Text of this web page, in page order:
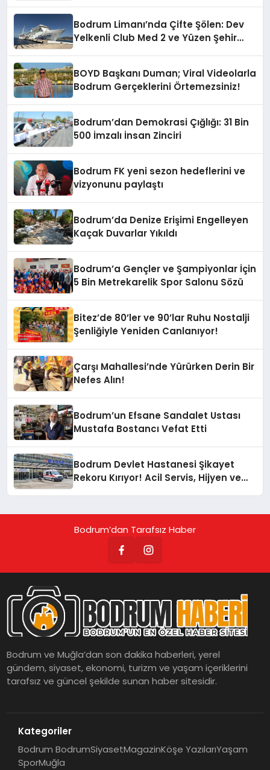
Bodrum Limanı’nda Çifte Şölen: Dev
Yelkenli Club Med 2 ve Yüzen Şehir
BOYD Başkanı Duman; Viral Videolarla
Bodrum Gerçeklerini Örtemezsiniz!
Bodrum’dan Demokrasi Çığlığı: 31 Bin
500 İmzalı İnsan Zinciri
Bodrum FK yeni sezon hedeflerini ve
vizyonunu paylaştı
Bodrum’da Denize Erişimi Engelleyen
Kaçak Duvarlar Yıkıldı
Bodrum’a Gençler ve Şampiyonlar İçin
5 Bin Metrekarelik Spor Salonu Sözü
Bitez’de 80’ler ve 90’lar Ruhu Nostalji
Şenliğiyle Yeniden Canlanıyor!
Çarşı Mahallesi’nde Yürürken Derin Bir
Nefes Alın!
Bodrum’un Efsane Sandalet Ustası
Mustafa Bostancı Vefat Etti
Bodrum Devlet Hastanesi Şikayet
Rekoru Kırıyor! Acil Servis, Hijyen ve
Bodrum’dan Tarafsız Haber
Bodrum ve Muğla’dan son dakika haberleri, yerel
gündem, siyaset, ekonomi, turizm ve yaşam içeriklerini
tarafsız ve güncel şekilde sunan haber sitesidir.
Kategoriler
Bodrum BodrumSiyasetMagazinKöşe YazılarıYaşam
SporMuğla